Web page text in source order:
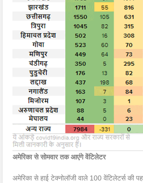
अमेरिका से सोमवार तक आएंगे वेंटिलेटर
अमेरिका से हाई टेक्नोलॉजी वाले 100 वेंटिलेटर्स की